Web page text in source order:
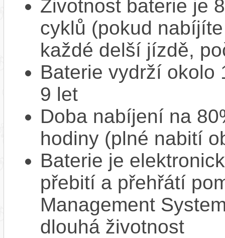
Životnost baterie je
cyklů (pokud
každé delší jízdě,
Baterie vydrží okolo
9 let
Doba nabíjení na
hodiny (plné nabití
Baterie je
přebití a přehřátí
Management
dlouhá životnost